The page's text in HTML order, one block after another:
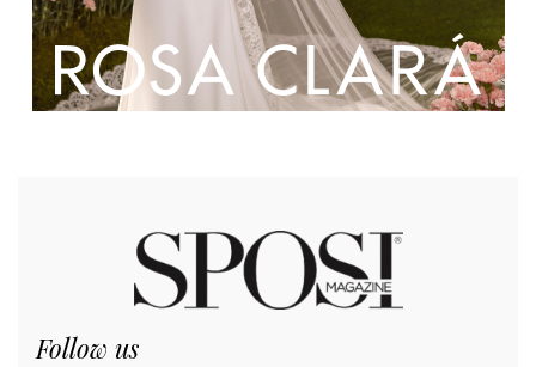
Follow us